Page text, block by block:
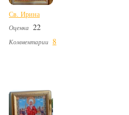
Св. Ирина
Оценка 22
Комментарии 8